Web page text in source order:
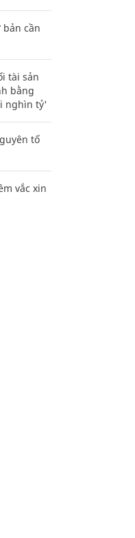
bản cần
tài sản
bằng
nghìn tỷ'
tố
vắc xin